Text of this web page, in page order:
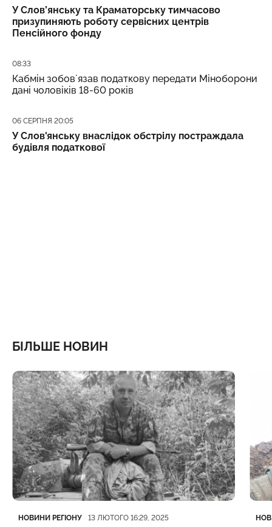
У Слов’янську та Краматорську тимчасово
призупиняють роботу сервісних центрів
Пенсійного фонду
Дата публікації
08:33
Кабмін зобовʼязав податкову передати Міноборони
дані чоловіків 18-60 років
Дата публікації
06 СЕРПНЯ 20:05
У Слов'янську внаслідок обстрілу постраждала
будівля податкової
БІЛЬШЕ НОВИН
Категорія
НОВИНИ РЕГІОНУ
Дата публікації 13 ЛЮТОГО 16:29, 2025